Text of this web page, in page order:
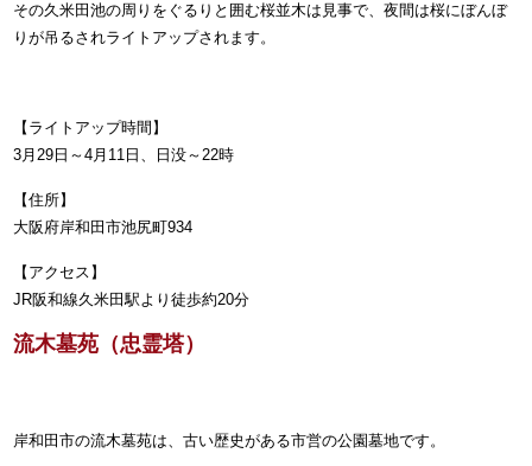
その久米田池の周りをぐるりと囲む桜並木は見事で、夜間は桜にぼんぼ
りが吊るされライトアップされます。
【ライトアップ時間】
3月29日～4月11日、日没～22時
【住所】
大阪府岸和田市池尻町934
【アクセス】
JR阪和線久米田駅より徒歩約20分
流木墓苑（忠霊塔）
岸和田市の流木墓苑は、古い歴史がある市営の公園墓地です。